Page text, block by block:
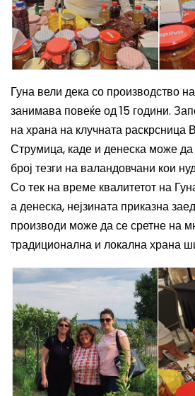
Гуна вели дека со производство
занимава повеќе од 15 години.
на храна на клучната
Струмица, каде и денеска може
број тезги на валандовчани кои
Со тек на време квалитетот на
а денеска, нејзината приказна
производи може да се сретне на
традиционална и локална храна